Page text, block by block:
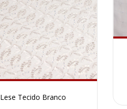
Lese Tecido Branco